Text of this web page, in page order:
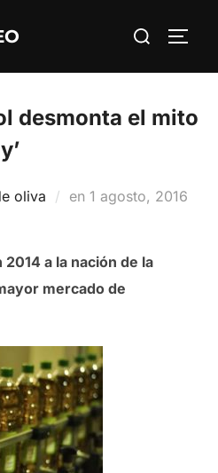
Buscar:
desmonta el mito
oliva en Publicado
1 agosto, 2016
2014 a la nación de la
mercado de